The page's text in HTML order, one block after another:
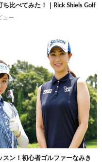
比べてみた！｜Rick Shiels Golf
ュー
ン！初心者ゴルファーなみき